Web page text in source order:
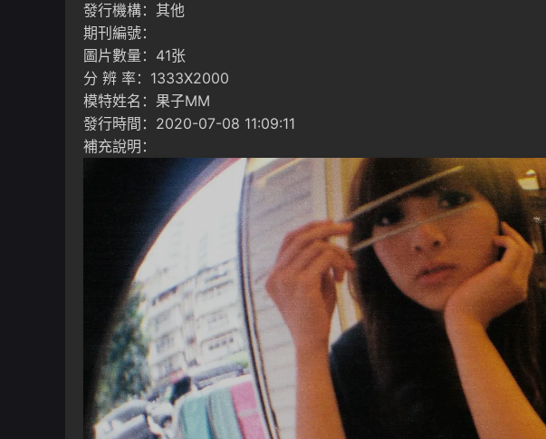
發行機構：其他
期刊編號：
圖片數量：41张
分 辨 率：1333X2000
模特姓名：果子MM
發行時間：2020-07-08 11:09:11
補充說明：